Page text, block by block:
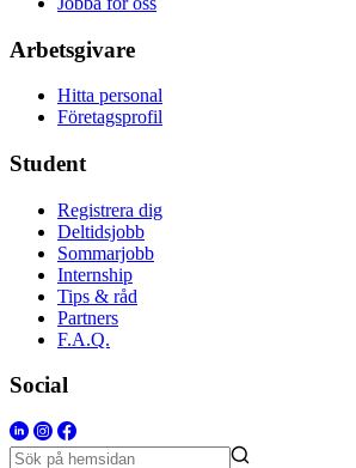
Arbetsgivare
Hitta personal
Företagsprofil
Student
Registrera dig
Deltidsjobb
Sommarjobb
Internship
Tips & råd
Partners
F.A.Q.
Social